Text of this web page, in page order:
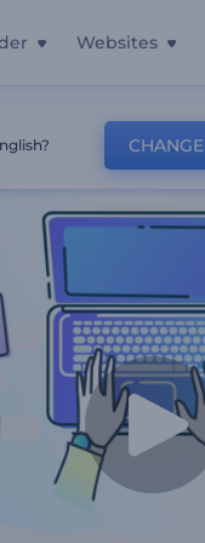
Websites
CHANGE